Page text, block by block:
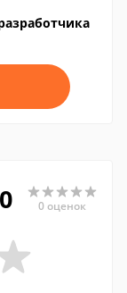
0 0 оценок